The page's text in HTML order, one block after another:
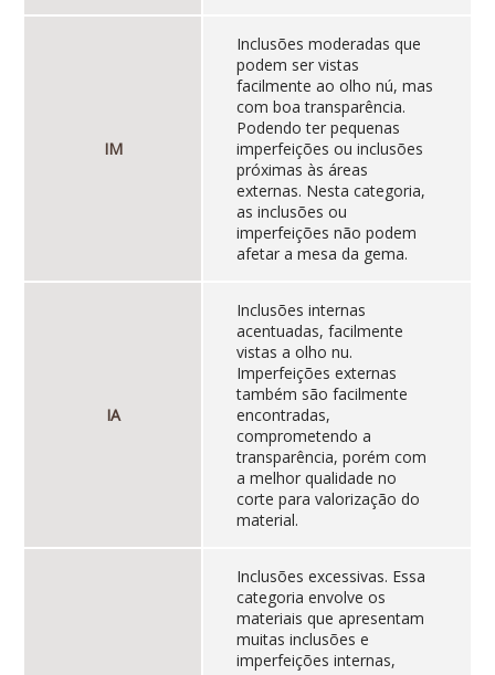
IM
Inclusões moderadas que
podem ser vistas
facilmente ao olho nú, mas
com boa transparência.
Podendo ter pequenas
imperfeições ou inclusões
próximas às áreas
externas. Nesta categoria,
as inclusões ou
imperfeições não podem
afetar a mesa da gema.
IA
Inclusões internas
acentuadas, facilmente
vistas a olho nu.
Imperfeições externas
também são facilmente
encontradas,
comprometendo a
transparência, porém com
a melhor qualidade no
corte para valorização do
material.
Inclusões excessivas. Essa
categoria envolve os
materiais que apresentam
muitas inclusões e
imperfeições internas,